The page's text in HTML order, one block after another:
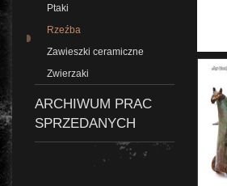
Ptaki
Rzeźba
Zawieszki ceramiczne
Zwierzaki
ARCHIWUM PRAC
SPRZEDANYCH